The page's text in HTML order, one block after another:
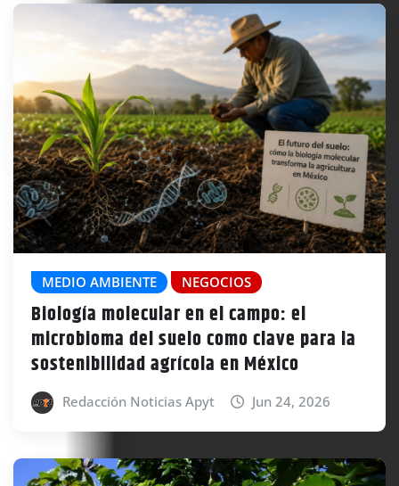
MEDIO AMBIENTE NEGOCIOS
Biología molecular en el campo: el
microbioma del suelo como clave para la
sostenibilidad agrícola en México
Redacción Noticias Apyt Jun 24, 2026